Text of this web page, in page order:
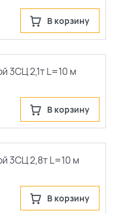
В корзину
3СЦ 2,1т L=10 м
В корзину
3СЦ 2,8т L=10 м
В корзину